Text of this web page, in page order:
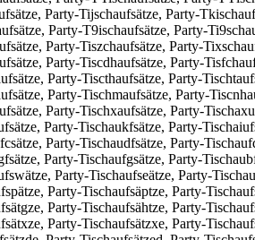
Party-Tijschaufsätze, Party-
Party-T9ischaufsätze, Party-
Party-Tiszchaufsätze, Party-
Party-Tiscdhaufsätze, Party-
Party-Tiscthaufsätze, Party-
Party-Tischmaufsätze, Party-
Party-Tischxaufsätze, Party-
Party-Tischaukfsätze, Party-
Party-Tischaudfsätze, Party-
Party-Tischaufgsätze, Party-
Party-Tischaufseätze, Party-
Party-Tischaufsäptze, Party-
Party-Tischaufsähtze, Party-
Party-Tischaufsätzxe, Party-